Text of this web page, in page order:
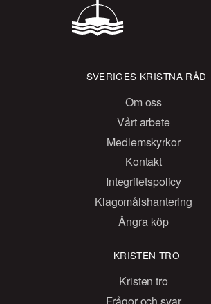
SVERIGES KRISTNA RÅD
Om oss
Vårt arbete
Medlemskyrkor
Kontakt
Integritetspolicy
Klagomålshantering
Ångra köp
KRISTEN TRO
Kristen tro
Frågor och svar